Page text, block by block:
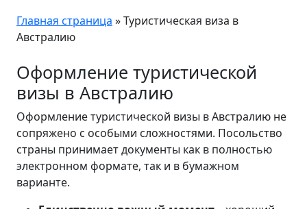
Главная страница »Туристическая виза в
Австралию
Оформление туристической
визы в Австралию
Оформление туристической визы в Австралию не
сопряжено с особыми сложностями. Посольство
страны принимает документы как в полностью
электронном формате, так и в бумажном
варианте.